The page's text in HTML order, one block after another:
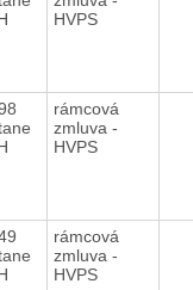
HVPS
rámcová
zmluva -
HVPS
rámcová
zmluva -
HVPS